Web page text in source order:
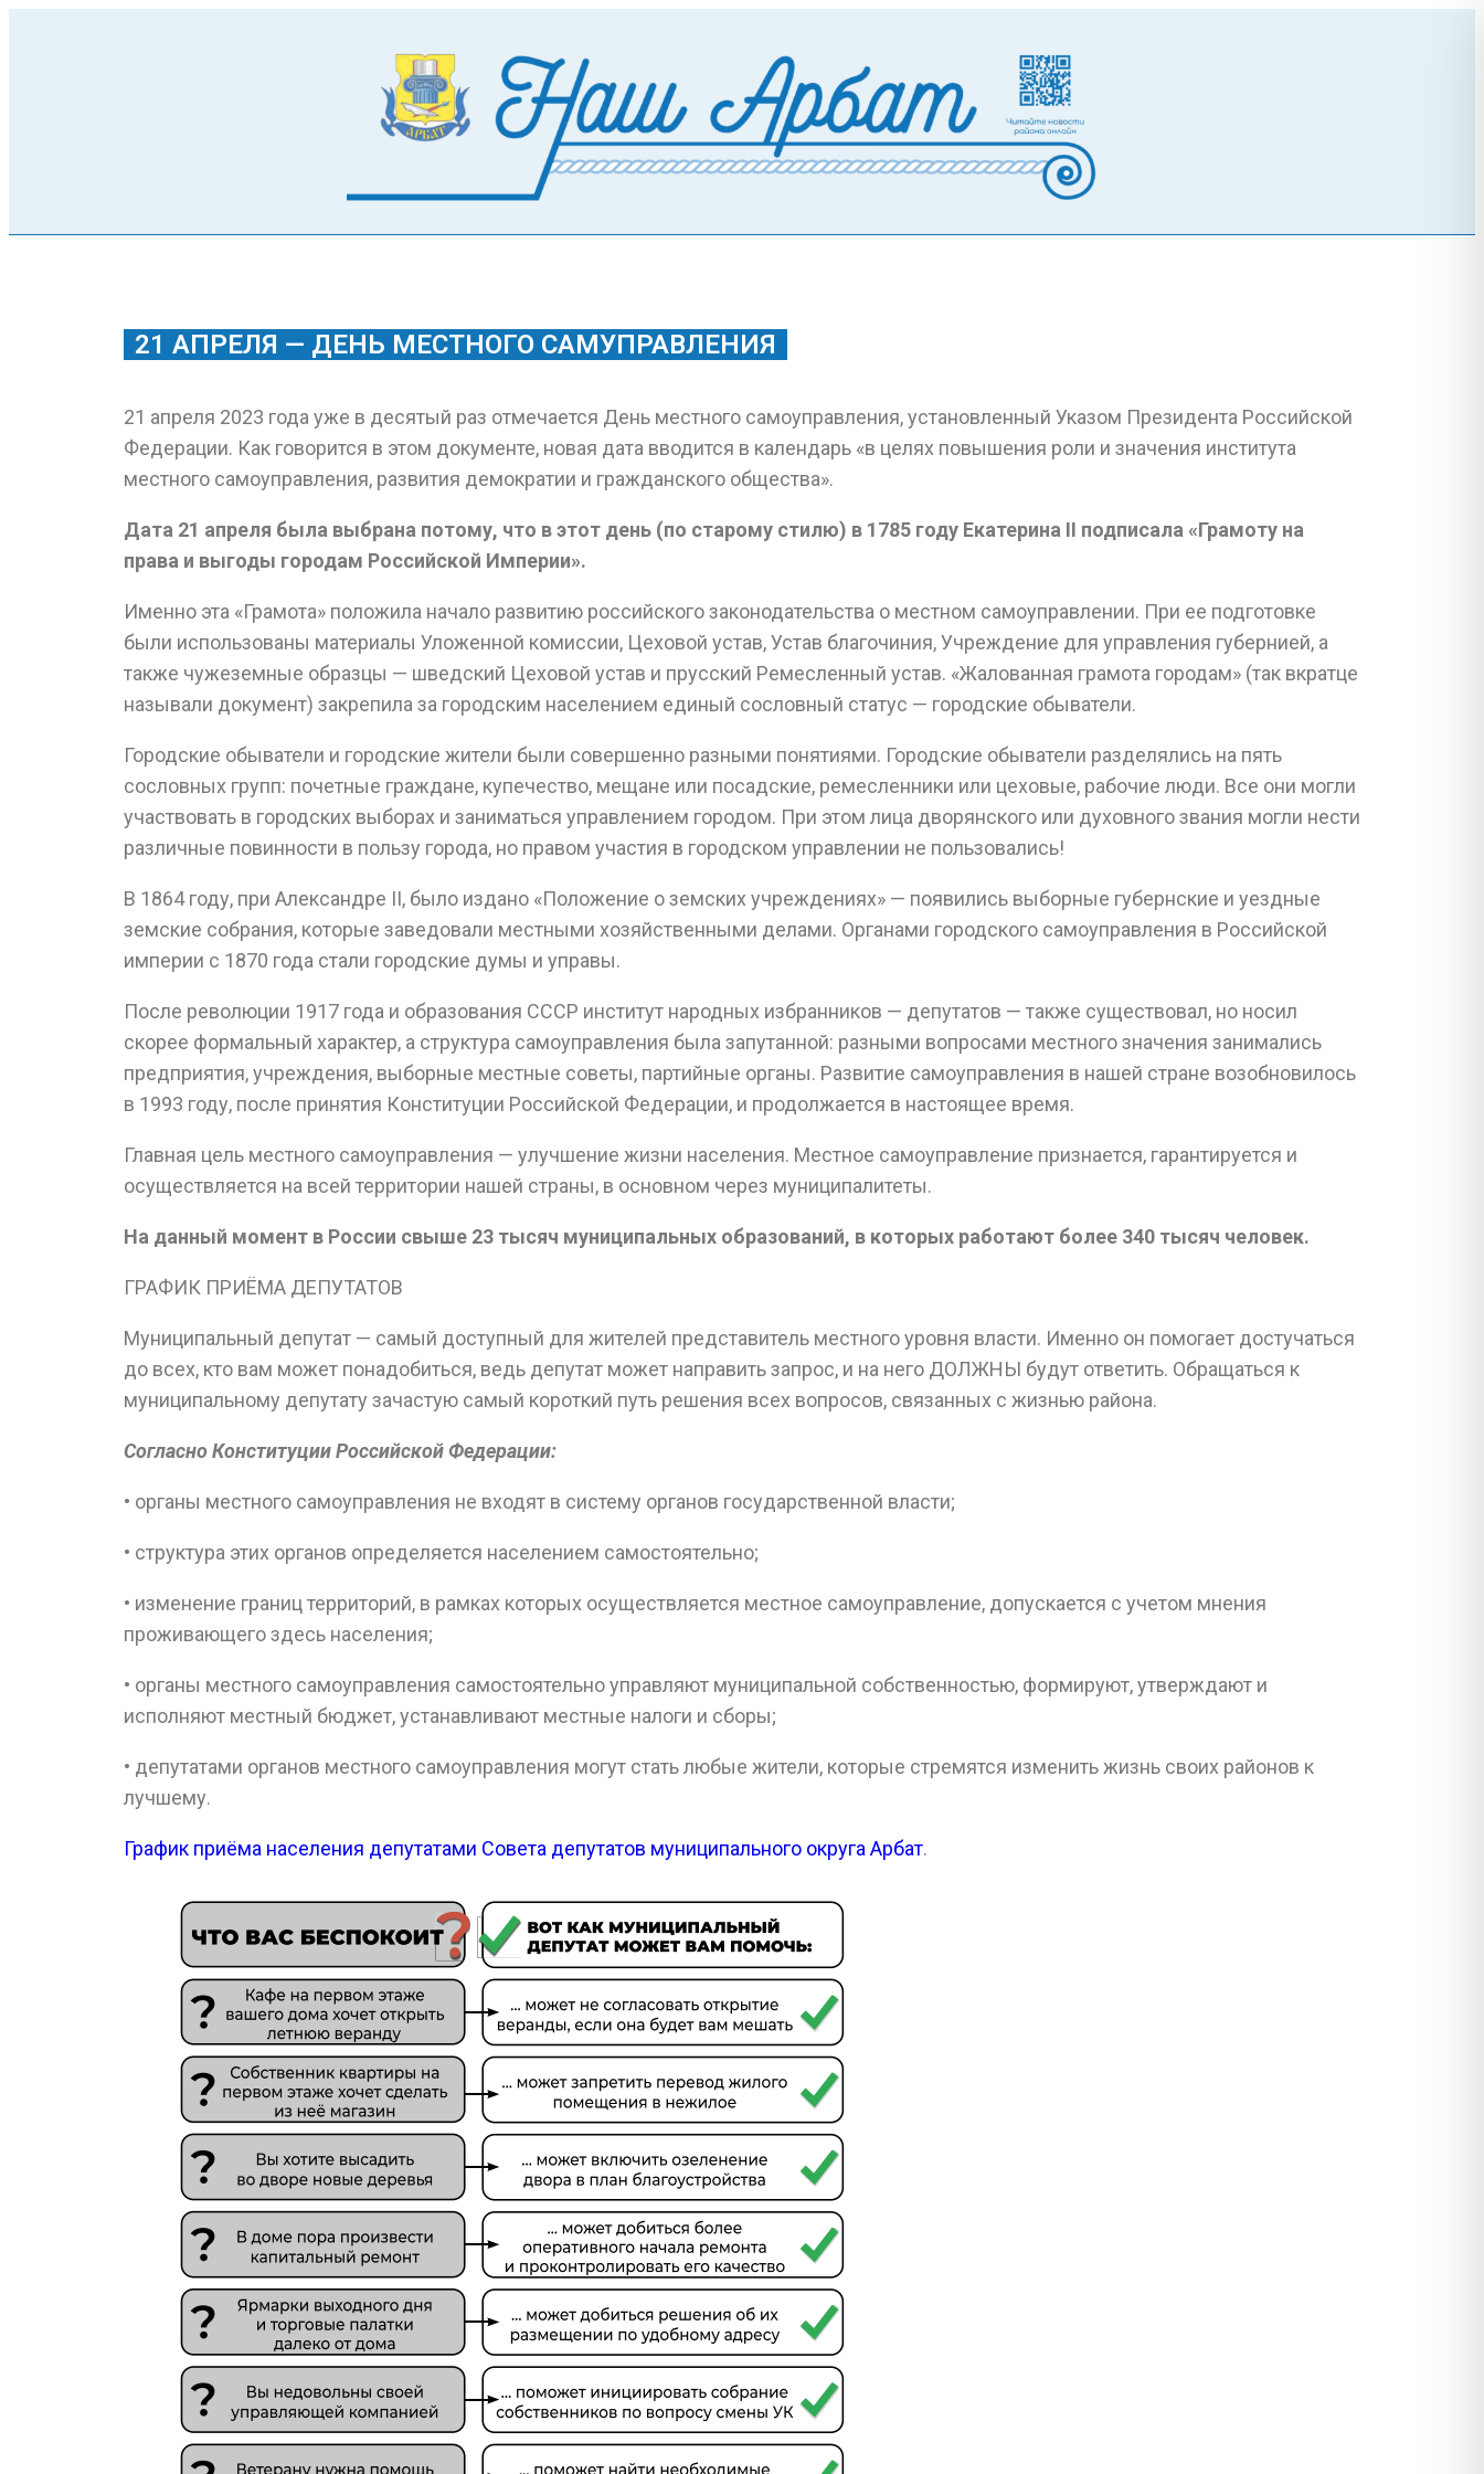
21 АПРЕЛЯ — ДЕНЬ МЕСТНОГО САМУПРАВЛЕНИЯ
21 апреля 2023 года уже в десятый раз отмечается День местного самоуправления, установленный Указом Президента Российской
Федерации. Как говорится в этом документе, новая дата вводится в календарь «в целях повышения роли и значения института
местного самоуправления, развития демократии и гражданского общества».
Дата 21 апреля была выбрана потому, что в этот день (по старому стилю) в 1785 году Екатерина II подписала «Грамоту на
права и выгоды городам Российской Империи».
Именно эта «Грамота» положила начало развитию российского законодательства о местном самоуправлении. При ее подготовке
были использованы материалы Уложенной комиссии, Цеховой устав, Устав благочиния, Учреждение для управления губернией, а
также чужеземные образцы — шведский Цеховой устав и прусский Ремесленный устав. «Жалованная грамота городам» (так вкратце
называли документ) закрепила за городским населением единый сословный статус — городские обыватели.
Городские обыватели и городские жители были совершенно разными понятиями. Городские обыватели разделялись на пять
сословных групп: почетные граждане, купечество, мещане или посадские, ремесленники или цеховые, рабочие люди. Все они могли
участвовать в городских выборах и заниматься управлением городом. При этом лица дворянского или духовного звания могли нести
различные повинности в пользу города, но правом участия в городском управлении не пользовались!
В 1864 году, при Александре II, было издано «Положение о земских учреждениях» — появились выборные губернские и уездные
земские собрания, которые заведовали местными хозяйственными делами. Органами городского самоуправления в Российской
империи с 1870 года стали городские думы и управы.
После революции 1917 года и образования СССР институт народных избранников — депутатов — также существовал, но носил
скорее формальный характер, а структура самоуправления была запутанной: разными вопросами местного значения занимались
предприятия, учреждения, выборные местные советы, партийные органы. Развитие самоуправления в нашей стране возобновилось
в 1993 году, после принятия Конституции Российской Федерации, и продолжается в настоящее время.
Главная цель местного самоуправления — улучшение жизни населения. Местное самоуправление признается, гарантируется и
осуществляется на всей территории нашей страны, в основном через муниципалитеты.
На данный момент в России свыше 23 тысяч муниципальных образований, в которых работают более 340 тысяч человек.
ГРАФИК ПРИЁМА ДЕПУТАТОВ
Муниципальный депутат — самый доступный для жителей представитель местного уровня власти. Именно он помогает достучаться
до всех, кто вам может понадобиться, ведь депутат может направить запрос, и на него ДОЛЖНЫ будут ответить. Обращаться к
муниципальному депутату зачастую самый короткий путь решения всех вопросов, связанных с жизнью района.
Согласно Конституции Российской Федерации:
• органы местного самоуправления не входят в систему органов государственной власти;
• структура этих органов определяется населением самостоятельно;
• изменение границ территорий, в рамках которых осуществляется местное самоуправление, допускается с учетом мнения
проживающего здесь населения;
• органы местного самоуправления самостоятельно управляют муниципальной собственностью, формируют, утверждают и
исполняют местный бюджет, устанавливают местные налоги и сборы;
• депутатами органов местного самоуправления могут стать любые жители, которые стремятся изменить жизнь своих районов к
лучшему.
График приёма населения депутатами Совета депутатов муниципального округа Арбат.